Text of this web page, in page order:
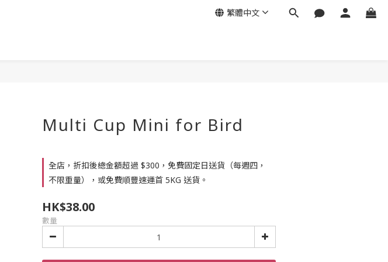
繁體中文
Multi Cup Mini for Bird
全店，折扣後總金額超過 $300，免費固定日送貨（每週四，
不限重量），或免費順豐速運首 5KG 送貨。
HK$38.00
數量